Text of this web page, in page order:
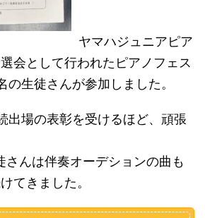
ヤマハジュニアピア
会として行われたピアノフェス
の生徒さんが参加しました。
出場の表彰を受けるほど、頑張
さんは伴奏オーデションの曲も
てきました。